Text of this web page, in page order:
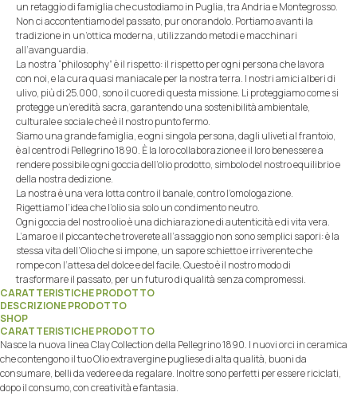
un retaggio di famiglia che custodiamo in Puglia, tra Andria e Montegrosso.
Non ci accontentiamo del passato, pur onorandolo. Portiamo avanti la
tradizione in un’ottica moderna, utilizzando metodi e macchinari
all’avanguardia.
La nostra “philosophy” è il rispetto: il rispetto per ogni persona che lavora
con noi, e la cura quasi maniacale per la nostra terra. I nostri amici alberi di
ulivo, più di 25.000, sono il cuore di questa missione. Li proteggiamo come si
protegge un’eredità sacra, garantendo una sostenibilità ambientale,
culturale e sociale che è il nostro punto fermo.
Siamo una grande famiglia, e ogni singola persona, dagli uliveti al frantoio,
è al centro di Pellegrino 1890. È la loro collaborazione e il loro benessere a
rendere possibile ogni goccia dell’olio prodotto, simbolo del nostro equilibrio e
della nostra dedizione.
La nostra è una vera lotta contro il banale, contro l’omologazione.
Rigettiamo l’idea che l’olio sia solo un condimento neutro.
Ogni goccia del nostro olio è una dichiarazione di autenticità e di vita vera.
L’amaro e il piccante che troverete all’assaggio non sono semplici sapori: è la
stessa vita dell’Olio che si impone, un sapore schietto e irriverente che
rompe con l’attesa del dolce e del facile. Questo è il nostro modo di
trasformare il passato, per un futuro di qualità senza compromessi.
CARATTERISTICHE PRODOTTO
DESCRIZIONE PRODOTTO
SHOP
CARATTERISTICHE PRODOTTO
Nasce la nuova linea Clay Collection della Pellegrino 1890. I nuovi orci in ceramica
che contengono il tuo Olio extravergine pugliese di alta qualità, buoni da
consumare, belli da vedere e da regalare. Inoltre sono perfetti per essere riciclati,
dopo il consumo, con creatività e fantasia.